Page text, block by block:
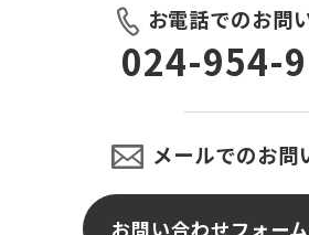
お電話でのお問
024-954-
メールでのお問
お問い合わせフォーム